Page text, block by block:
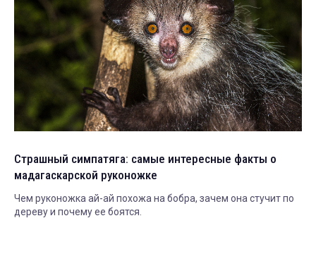
Страшный симпатяга: самые интересные факты о
мадагаскарской руконожке
Чем руконожка ай-ай похожа на бобра, зачем она стучит по
дереву и почему ее боятся.